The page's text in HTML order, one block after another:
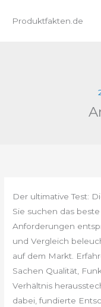
InhaltProduktfakten.de
Der ultimative Test:
Sie suchen das
Anforderungen
und Vergleich
auf dem Markt.
Sachen Qualität,
Verhältnis
dabei, fundierte